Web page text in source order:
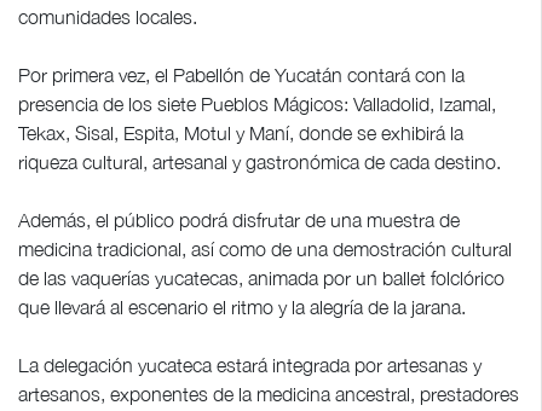
comunidades locales.
Por primera vez, el Pabellón de Yucatán contará con la
presencia de los siete Pueblos Mágicos: Valladolid, Izamal,
Tekax, Sisal, Espita, Motul y Maní, donde se exhibirá la
riqueza cultural, artesanal y gastronómica de cada destino.
Además, el público podrá disfrutar de una muestra de
medicina tradicional, así como de una demostración cultural
de las vaquerías yucatecas, animada por un ballet folclórico
que llevará al escenario el ritmo y la alegría de la jarana.
La delegación yucateca estará integrada por artesanas y
artesanos, exponentes de la medicina ancestral, prestadores